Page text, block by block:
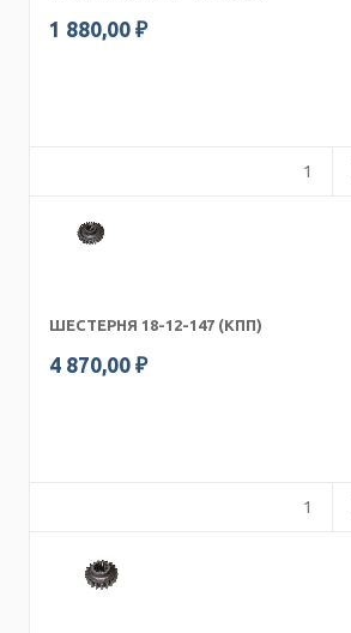
1 880,00 ₽
ШЕСТЕРНЯ 18-12-147 (КПП)
4 870,00 ₽